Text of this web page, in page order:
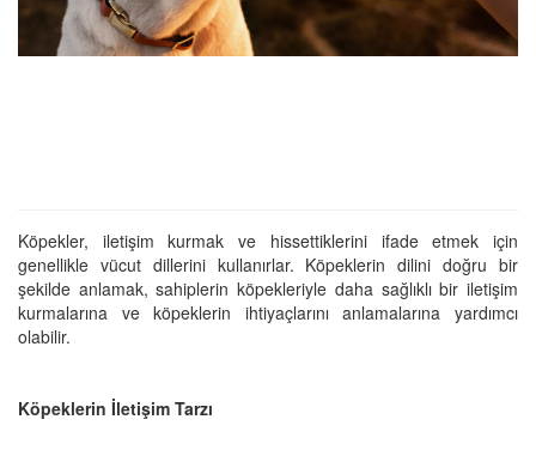
Köpekler, iletişim kurmak ve hissettiklerini ifade etmek için
genellikle vücut dillerini kullanırlar. Köpeklerin dilini doğru bir
şekilde anlamak, sahiplerin köpekleriyle daha sağlıklı bir iletişim
kurmalarına ve köpeklerin ihtiyaçlarını anlamalarına yardımcı
olabilir.
Köpeklerin İletişim Tarzı